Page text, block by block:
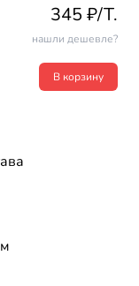
345 ₽/T.
нашли дешевле?
В корзину